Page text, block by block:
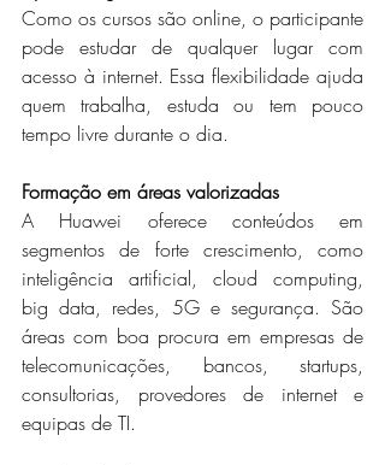
Como os cursos são online, o participante
pode estudar de qualquer lugar com
acesso à internet. Essa flexibilidade ajuda
quem trabalha, estuda ou tem pouco
tempo livre durante o dia.
Formação em áreas valorizadas
A Huawei oferece conteúdos em
segmentos de forte crescimento, como
inteligência artificial, cloud computing,
big data, redes, 5G e segurança. São
áreas com boa procura em empresas de
telecomunicações, bancos, startups,
consultorias, provedores de internet e
equipas de TI.